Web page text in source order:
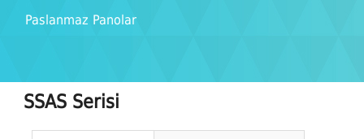
Paslanmaz Panolar
SSAS Serisi